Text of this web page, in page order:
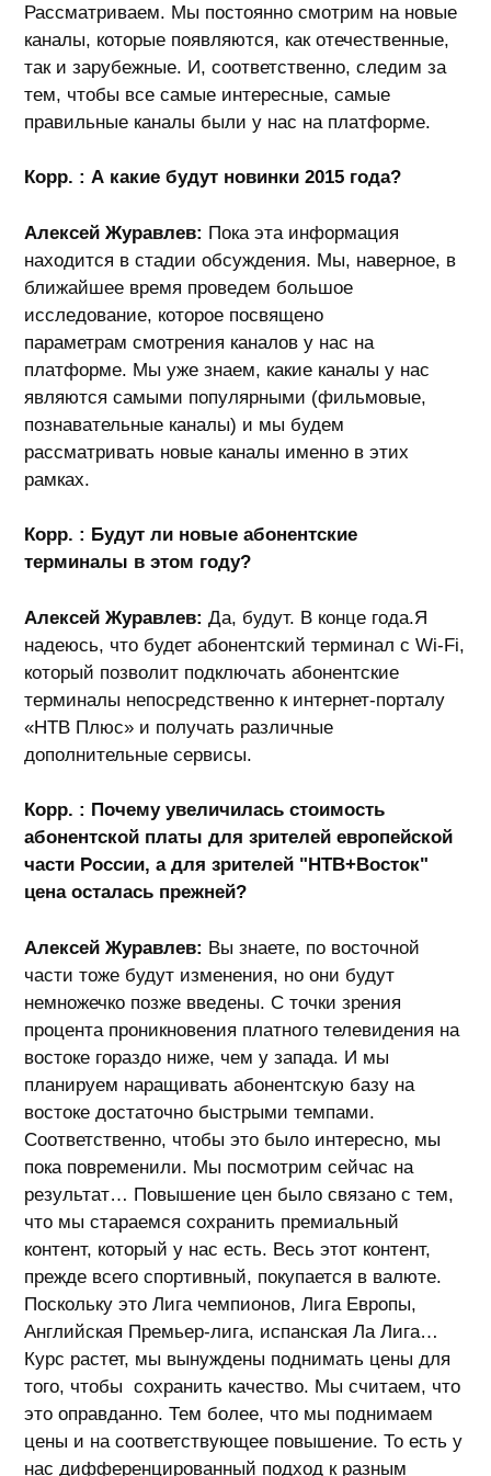
Рассматриваем. Мы постоянно смотрим на новые
каналы, которые появляются, как отечественные,
так и зарубежные. И, соответственно, следим за
тем, чтобы все самые интересные, самые
правильные каналы были у нас на платформе.
Корр. : А какие будут новинки 2015 года?
Алексей Журавлев: Пока эта информация
находится в стадии обсуждения. Мы, наверное, в
ближайшее время проведем большое
исследование, которое посвящено
параметрам смотрения каналов у нас на
платформе. Мы уже знаем, какие каналы у нас
являются самыми популярными (фильмовые,
познавательные каналы) и мы будем
рассматривать новые каналы именно в этих
рамках.
Корр. : Будут ли новые абонентские
терминалы в этом году?
Алексей Журавлев:Да, будут. В конце года.Я
надеюсь, что будет абонентский терминал с Wi-Fi,
который позволит подключать абонентские
терминалы непосредственно к интернет-порталу
«НТВ Плюс» и получать различные
дополнительные сервисы.
Корр. : Почему увеличилась стоимость
абонентской платы для зрителей европейской
части России, а для зрителей "НТВ+Восток"
цена осталась прежней?
Алексей Журавлев: Вы знаете, по восточной
части тоже будут изменения, но они будут
немножечко позже введены. С точки зрения
процента проникновения платного телевидения на
востоке гораздо ниже, чем у запада. И мы
планируем наращивать абонентскую базу на
востоке достаточно быстрыми темпами.
Соответственно, чтобы это было интересно, мы
пока повременили. Мы посмотрим сейчас на
результат… Повышение цен было связано с тем,
что мы стараемся сохранить премиальный
контент, который у нас есть. Весь этот контент,
прежде всего спортивный, покупается в валюте.
Поскольку это Лига чемпионов, Лига Европы,
Английская Премьер-лига, испанская Ла Лига…
Курс растет, мы вынуждены поднимать цены для
того, чтобы сохранить качество. Мы считаем, что
это оправданно. Тем более, что мы поднимаем
цены и на соответствующее повышение. То есть у
нас дифференцированный подход к разным